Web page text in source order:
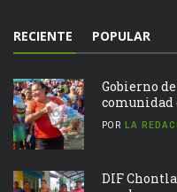
RECIENTE POPULAR
Gobierno
comunidad
POR LA
DIF